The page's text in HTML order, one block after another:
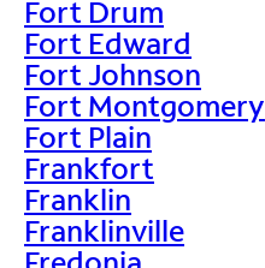
Fort Drum
Fort Edward
Fort Johnson
Fort Montgomery
Fort Plain
Frankfort
Franklin
Franklinville